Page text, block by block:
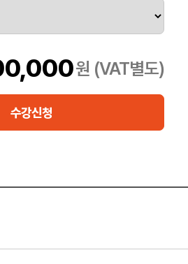
터 문제를 해결하는 능력을 배양합니다.
를 창출하여 데이터 분석의 통찰력을
원 (VAT별도)
수강신청